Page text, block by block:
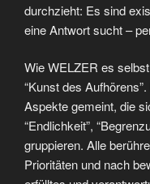
durchzieht: Es sind
eine Antwort sucht –
Wie WELZER es
“Kunst des
Aspekte gemeint, die
“Endlichkeit”,
gruppieren. Alle
Prioritäten und nach